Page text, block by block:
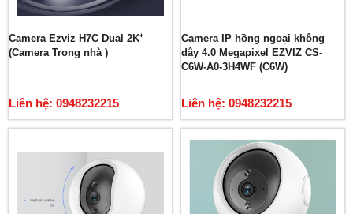
Camera Ezviz H7C Dual 2K⁺
(Camera Trong nhà )
Liên hệ: 0948232215
Camera IP hồng ngoại không
dây 4.0 Megapixel EZVIZ CS-
C6W-A0-3H4WF (C6W)
Liên hệ: 0948232215